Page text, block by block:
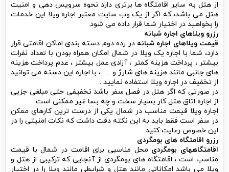
رزرو ویلاهای اجاره شبانه
قیمت ویلاهای اجاره شبانه در رده دوم دسته بندی اماکن اقامتی قرار
دارد، شما با اجاره یک ویلا در شمال امکان همراه بودن با تعداد نفرات
بیشتر ، پرداخت هزینه کمتر ، آزادی عمل بیشتر ، عدم پرداخت هزینه
های جانبی مانند هزینه های شارژ و … ، با اجاره این دسته می توانید
از تخفیف در اجاره ویلا استفاده نمایید .
در صورتی که اگر هتل در فصل سفر باشد تخفیفی حتی مبلغی جزیی
از اجاره اتاق هتل کار بسیار سخت و چه بسا غیر ممکنی است.
اجاره ویلا قیمت مناسب در شمال یکی از درست ترین کارهای ممکن
در سفر است فقط باید به این نکته دقت داشت که نکات امنیتی را در
این خصوص رعایت کنید.
رزرو اقامتگاه های بومگردی
اقامتگاههای بومگردی محل مناسبی برای اقامت در شمال با قیمت
مناسب است ، اقامتگاه های بومگردی از آنجایی که ترکیبی از هتل و
ویلا می باشد امکاناتی مانند هتل و شرایطی مانند ویلا را در اختیار
میهمانان قرار می دهد.
اما سوالی که پیش می آید چرا اقامتگاه های بومگردی قیمت مناسب